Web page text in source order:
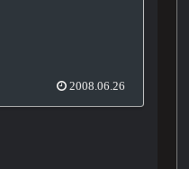
2008.06.26